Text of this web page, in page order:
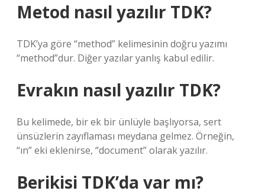
Metod nasıl yazılır TDK?
TDK’ya göre “method” kelimesinin doğru yazımı
“method”dur. Diğer yazılar yanlış kabul edilir.
Evrakın nasıl yazılır TDK?
Bu kelimede, bir ek bir ünlüyle başlıyorsa, sert
ünsüzlerin zayıflaması meydana gelmez. Örneğin,
“ın” eki eklenirse, “document” olarak yazılır.
Berikisi TDK’da var mı?